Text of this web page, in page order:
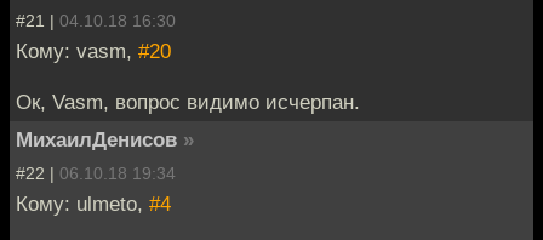
#21 | 04.10.18 16:30
Кому: vasm, #20
Ок, Vasm, вопрос видимо исчерпан.
МихаилДенисов »
#22 | 06.10.18 19:34
Кому: ulmeto, #4